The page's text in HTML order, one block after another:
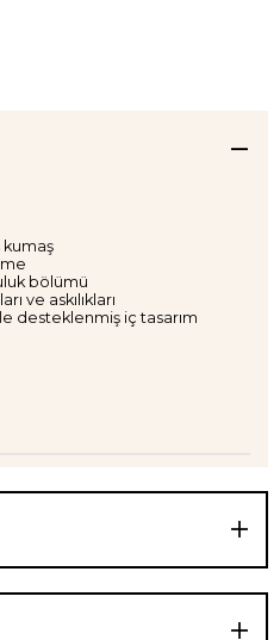
kumaş
bölümü
ve askılıkları
desteklenmiş iç tasarım